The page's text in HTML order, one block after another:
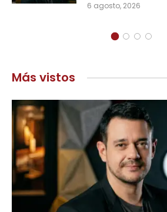
6 agosto, 2026
Más vistos